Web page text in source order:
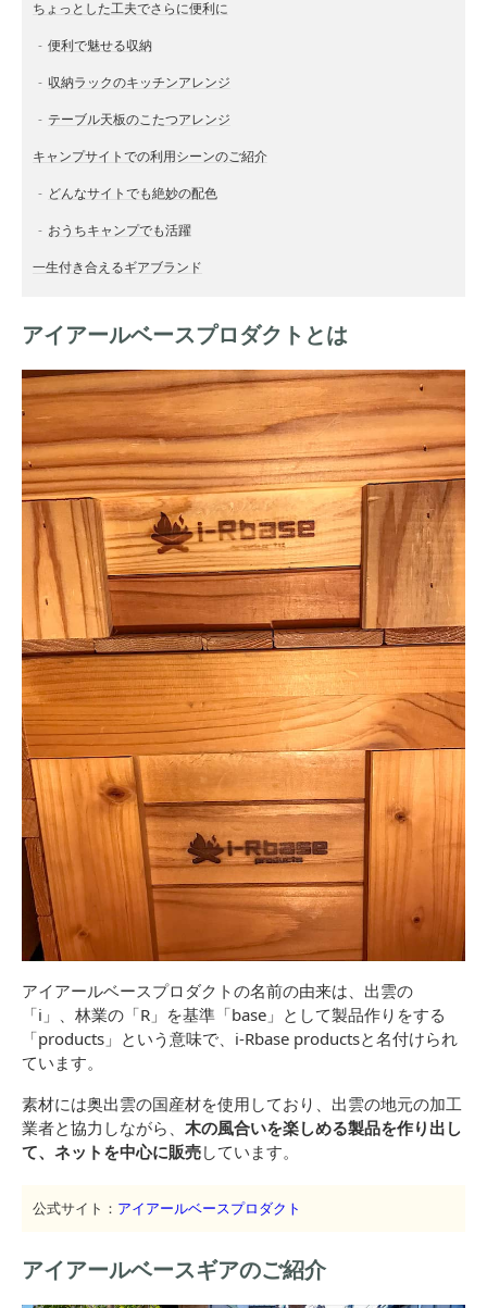
ちょっとした工夫でさらに便利に
便利で魅せる収納
収納ラックのキッチンアレンジ
テーブル天板のこたつアレンジ
キャンプサイトでの利用シーンのご紹介
どんなサイトでも絶妙の配色
おうちキャンプでも活躍
一生付き合えるギアブランド
アイアールベースプロダクトとは
アイアールベースプロダクトの名前の由来は、出雲の
「i」、林業の「R」を基準「base」として製品作りをする
「products」という意味で、i-Rbase productsと名付けられ
ています。
素材には奥出雲の国産材を使用しており、出雲の地元の加工
業者と協力しながら、 木の風合いを楽しめる製品を作り出し
て、ネットを中心に販売しています。
公式サイト： アイアールベースプロダクト
アイアールベースギアのご紹介